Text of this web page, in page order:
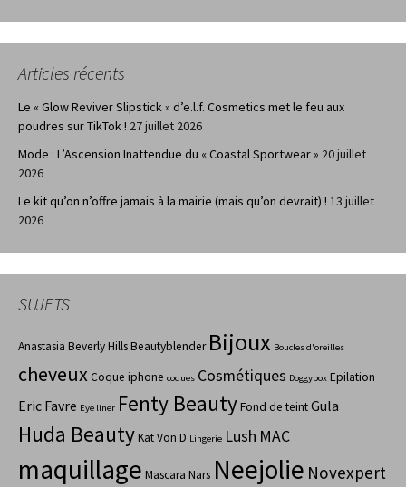
Articles récents
Le « Glow Reviver Slipstick » d’e.l.f. Cosmetics met le feu aux
poudres sur TikTok ! 27 juillet 2026
Mode : L’Ascension Inattendue du « Coastal Sportwear » 20 juillet
2026
Le kit qu’on n’offre jamais à la mairie (mais qu’on devrait) ! 13 juillet
2026
SUJETS
Anastasia Beverly HillsBeautyblender Bijoux Boucles d'oreilles
cheveuxCoque iphone coques Cosmétiques Doggybox Epilation
Eric Favre Eye liner Fenty BeautyFond de teintGula
Huda BeautyKat Von D Lingerie Lush MAC
maquillage Mascara Nars Neejolie Novexpert